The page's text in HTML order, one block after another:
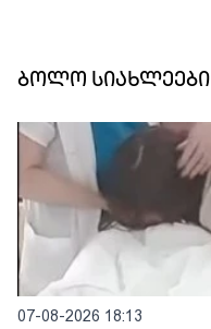
ბოლო სიახლეები
07-08-2026 18:13